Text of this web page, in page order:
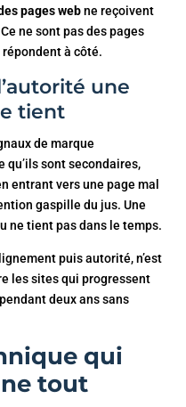
pages webne reçoivent
ne sont pas des pages
à côté.
une
tient
de marque
qu’ils sont secondaires,
entrant vers une page mal
gaspille du jus. Une
ne tient pas dans le temps.
puis autorité, n’est
les sites qui progressent
deux ans sans
qui
tout